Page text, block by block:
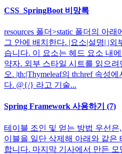
CSS_SpringBoot 비망록
resources 폴더>static 폴더의 아
그 안에 배치한다. |요소|설명| |
습니다. 이 요소는 헤드 요소 내
약자. 외부 스타일 시트를 읽으려
오. |th:|Thymeleaf의 th:href 속성
다. @{/} 라고 기술...
Spring Framework 사용하기 (7)
테이블 조인 및 얻는 방법 우선은
이블을 일단 삭제해 아래와 같은
합니다. 마지막 기사에서 만든